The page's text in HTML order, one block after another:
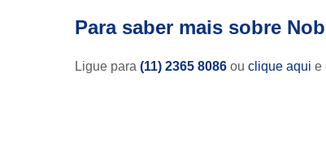
Para saber mais sobre
Ligue para (11) 2365 8086 ou clique aqui e